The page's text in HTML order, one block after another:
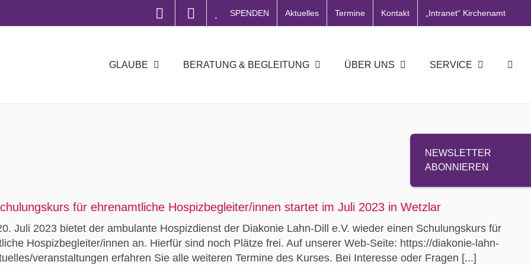
SPENDEN Aktuelles Termine Kontakt „Intranet“ Kirchenamt
GLAUBE BERATUNG & BEGLEITUNG ÜBER UNS SERVICE
NEWSLETTER
ABONNIEREN
für ehrenamtliche Hospizbegleiter/innen startet im Juli 2023 in Wetzlar
Juli 2023 bietet der ambulante Hospizdienst der Diakonie Lahn-Dill e.V. wieder einen Schulungskurs für
Hospizbegleiter/innen an. Hierfür sind noch Plätze frei. Auf unserer Web-Seite: https://diakonie-lahn-
veranstaltungen erfahren Sie alle weiteren Termine des Kurses. Bei Interesse oder Fragen [...]